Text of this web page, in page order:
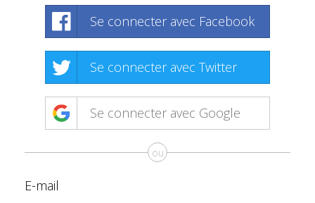
Se connecter avec Facebook
Se connecter avec Twitter
Se connecter avec Google
ou
E-mail